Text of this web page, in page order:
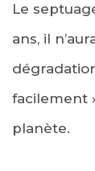
Le
ans, il
facilement
planète.